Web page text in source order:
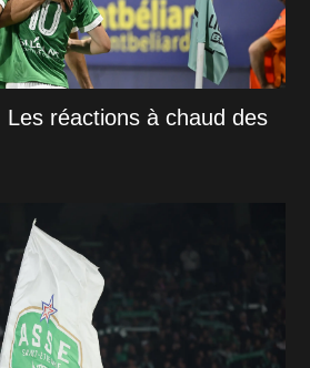
Les réactions à chaud des